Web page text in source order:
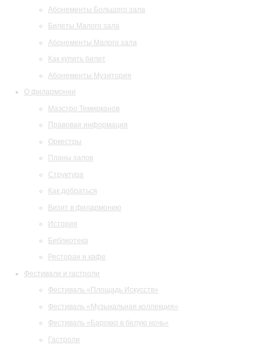
Абонементы Большого зала
Билеты Малого зала
Абонементы Малого зала
Как купить билет
Абонементы Музитория
О филармонии
Маэстро Темирканов
Правовая информация
Оркестры
Планы залов
Структура
Как добраться
Визит в филармонию
История
Библиотека
Ресторан и кафе
Фестивали и гастроли
Фестиваль «Площадь Искусств»
Фестиваль «Музыкальная коллекция»
Фестиваль «Барокко в белую ночь»
Гастроли